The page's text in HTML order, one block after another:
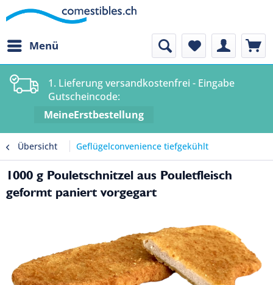
Menü
1. Lieferung versandkostenfrei - Eingabe
Gutscheincode:
MeineErstbestellung
Übersicht Geflügelconvenience tiefgekühlt
1000 g Pouletschnitzel aus Pouletfleisch
geformt paniert vorgegart